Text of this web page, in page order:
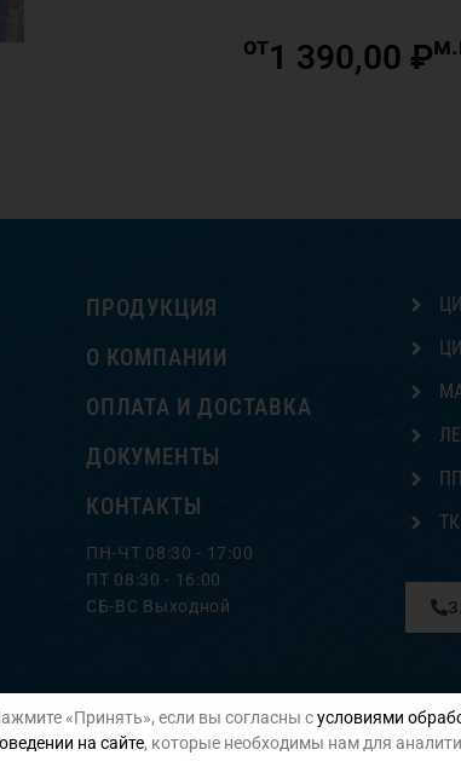
от1 390,00 ₽
ПРОДУКЦИЯ
О КОМПАНИИ
ОПЛАТА И ДОСТАВКА
ДОКУМЕНТЫ
КОНТАКТЫ
ПН-ЧТ 08:30 - 17:00
ПТ 08:30 - 16:00
СБ-ВС Выходной
Политика
«Принять», если вы согласны сусловиями
на сайте, которые необходимы нам для